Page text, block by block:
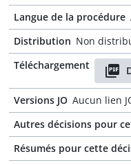
Langue de la procédure
Distribution Non
Téléchargement
Versions JO Aucun lien
Autres décisions pour
Résumés pour cette